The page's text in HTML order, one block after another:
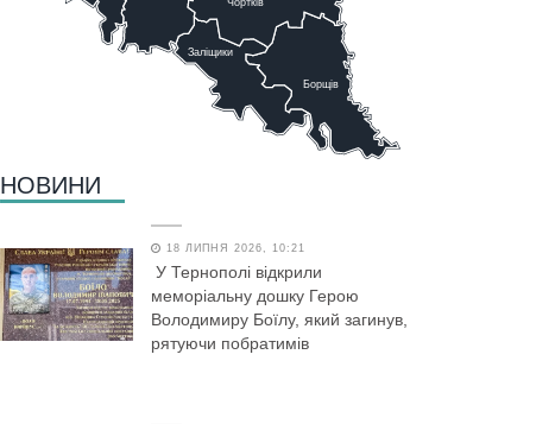
Заліщики
Борщів
Чортків
НОВИНИ
18 ЛИПНЯ 2026, 10:21
У Тернополі відкрили
меморіальну дошку Герою
Володимиру Боїлу, який загинув,
рятуючи побратимів